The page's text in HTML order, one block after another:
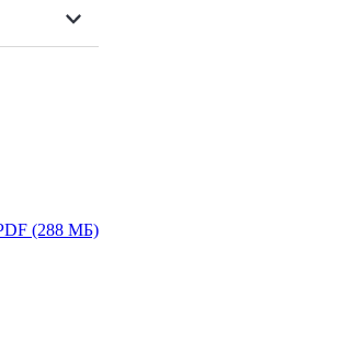
(288 МБ)